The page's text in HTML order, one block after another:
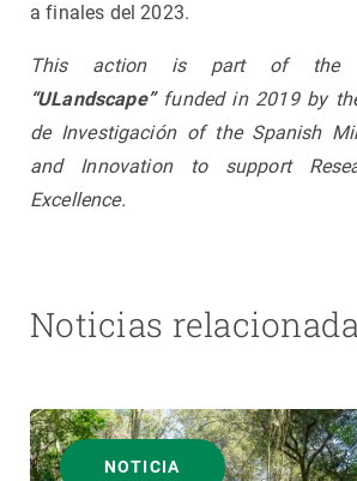
a finales del 2023.
This action is part of the
“ULandscape” funded in 2019 by
de Investigación of the Spanish
and Innovation to support
Excellence.
Noticias
NOTICIA